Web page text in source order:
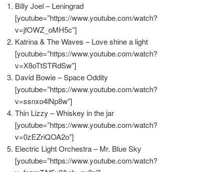
Billy Joel – Leningrad
[youtube=”https://www.youtube.com/watch?
v=jfOWZ_oMH5c”]
Katrina & The Waves – Love shine a light
[youtube=”https://www.youtube.com/watch?
v=X8oTtSTRdSw”]
David Bowie – Space Oddity
[youtube=”https://www.youtube.com/watch?
v=ssnxo4lNp8w”]
Thin Lizzy – Whiskey in the jar
[youtube=”https://www.youtube.com/watch?
v=0zEZriQOA2o”]
Electric Light Orchestra – Mr. Blue Sky
[youtube=”https://www.youtube.com/watch?